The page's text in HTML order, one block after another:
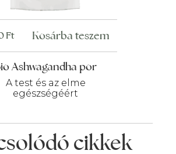
Ashwagandha por
A test és az elme
egészségéért
Ft Kosárba teszem
cikkek